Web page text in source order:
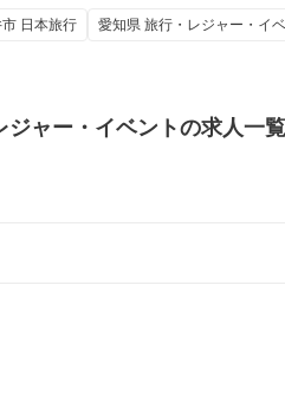
日本旅行 愛知県 旅行・レジャー・イ
ジャー・イベントの求人一